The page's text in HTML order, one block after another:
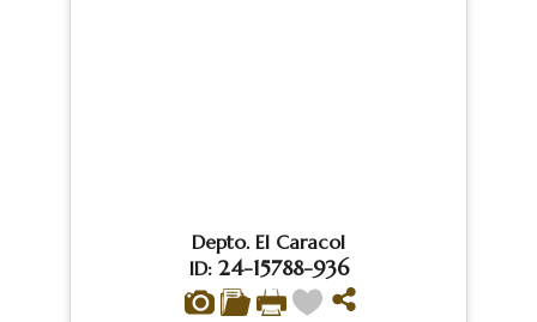
Depto. El Caracol
ID: 24-15788-936